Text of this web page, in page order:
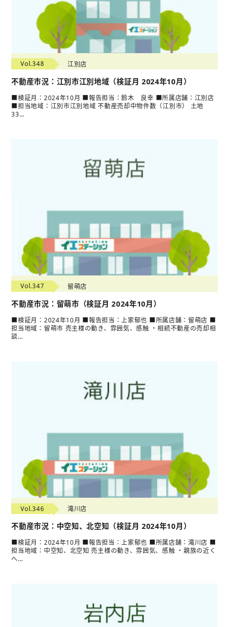
Vol.348 江別店
不動産市況：江別市江別地域（検証月 2024年10月）
■検証月：2024年10月 ■報告担当：鈴木 良幸 ■所属店舗：江別店
■担当地域：江別市江別地域 不動産売却中物件数（江別市） 土地
33…
Vol.347 留萌店
不動産市況：留萌市（検証月 2024年10月）
■検証月：2024年10月 ■報告担当：上家郁也 ■所属店舗：留萌店 ■
担当地域：留萌市 売主様の動き、雰囲気、感触 ・相続不動産の売却相
談…
Vol.346 滝川店
不動産市況：中空知、北空知（検証月 2024年10月）
■検証月：2024年10月 ■報告担当：上家郁也 ■所属店舗：滝川店 ■
担当地域：中空知、北空知 売主様の動き、雰囲気、感触 ・親族の近く
へ…